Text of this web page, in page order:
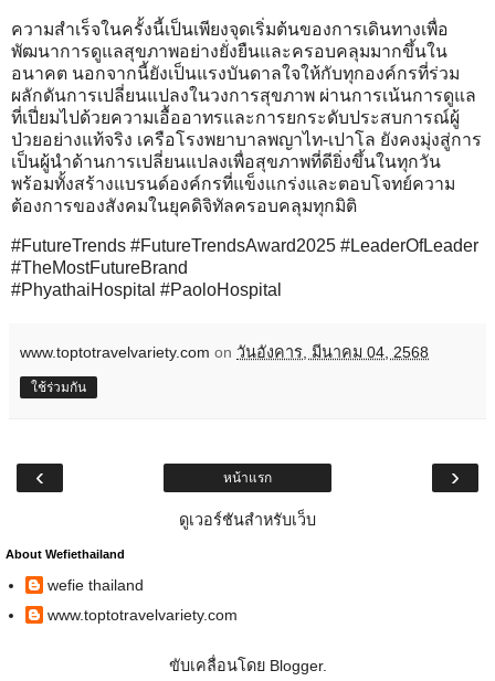
ความสำเร็จในครั้งนี้เป็นเพียงจุดเริ่มต้นของการเดินทางเพื่อ
พัฒนาการดูแลสุขภาพอย่างยั่งยืนและครอบคลุมมากขึ้นใน
อนาคต นอกจากนี้ยังเป็นแรงบันดาลใจให้กับทุกองค์กรที่ร่วม
ผลักดันการเปลี่ยนแปลงในวงการสุขภาพ ผ่านการเน้นการดูแล
ที่เปี่ยมไปด้วยความเอื้ออาทรและการยกระดับประสบการณ์ผู้
ป่วยอย่างแท้จริง เครือโรงพยาบาลพญาไท-เปาโล ยังคงมุ่งสู่การ
เป็นผู้นำด้านการเปลี่ยนแปลงเพื่อสุขภาพที่ดียิ่งขึ้นในทุกวัน
พร้อมทั้งสร้างแบรนด์องค์กรที่แข็งแกร่งและตอบโจทย์ความ
ต้องการของสังคมในยุคดิจิทัลครอบคลุมทุกมิติ
#FutureTrends #FutureTrendsAward2025 #LeaderOfLeader
#TheMostFutureBrand
#PhyathaiHospital #PaoloHospital
www.toptotravelvariety.com on วันอังคาร, มีนาคม 04, 2568
ใช้ร่วมกัน
‹ ›
หน้าแรก
ดูเวอร์ชันสำหรับเว็บ
About Wefiethailand
wefie thailand
www.toptotravelvariety.com
ขับเคลื่อนโดย Blogger.